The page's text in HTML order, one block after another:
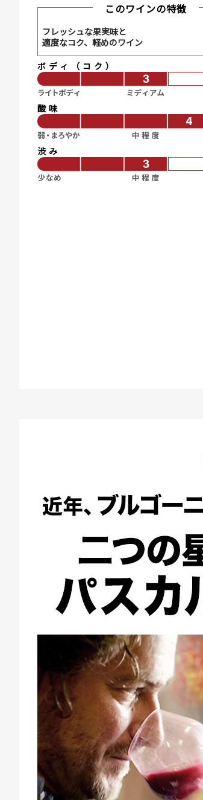
このワインの特徴
フレッシュな果実味と
適度なコク、軽めのワイン
ボディ（コク）
酸味
渋み